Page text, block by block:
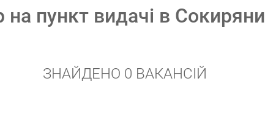
на пункт видачі в Сокиряни
ЗНАЙДЕНО 0 ВАКАНСІЙ